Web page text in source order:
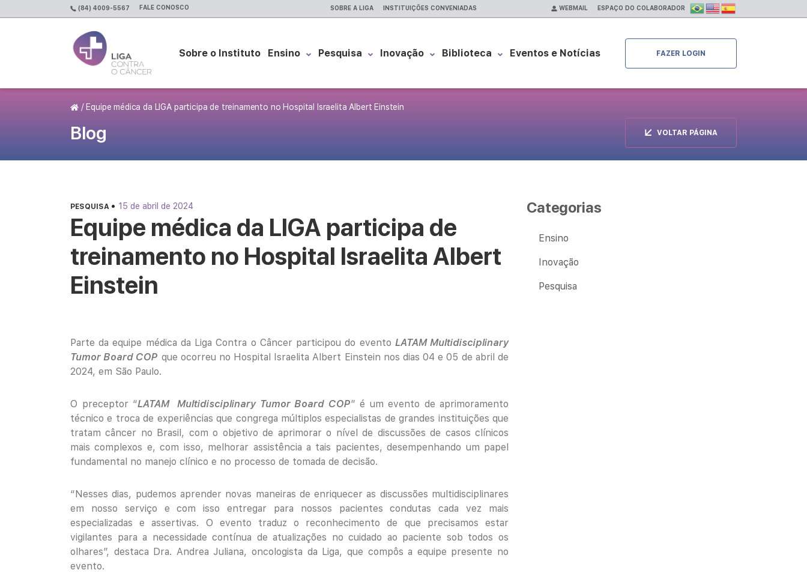
(84) 4009-5567 FALE CONOSCO SOBRE A LIGA INSTITUIÇÕES CONVENIADAS WEBMAIL ESPAÇO DO COLABORADOR
Sobre o Instituto Ensino Pesquisa Inovação Biblioteca Eventos e Notícias FAZER LOGIN
Página Inicial
/ Equipe médica da LIGA participa de treinamento no Hospital Israelita Albert Einstein
Blog VOLTAR PÁGINA
PESQUISA • 15 de abril de 2024
Equipe médica da LIGA participa de
treinamento no Hospital Israelita Albert
Einstein
Parte da equipe médica da Liga Contra o Câncer participou do evento LATAM Multidisciplinary
Tumor Board COP que ocorreu no Hospital Israelita Albert Einstein nos dias 04 e 05 de abril de
2024, em São Paulo.
O preceptor “LATAM Multidisciplinary Tumor Board COP” é um evento de aprimoramento
técnico e troca de experiências que congrega múltiplos especialistas de grandes instituições que
tratam câncer no Brasil, com o objetivo de aprimorar o nível de discussões de casos clínicos
mais complexos e, com isso, melhorar assistência a tais pacientes, desempenhando um papel
fundamental no manejo clínico e no processo de tomada de decisão.
“Nesses dias, pudemos aprender novas maneiras de enriquecer as discussões multidisciplinares
em nosso serviço e com isso entregar para nossos pacientes condutas cada vez mais
especializadas e assertivas. O evento traduz o reconhecimento de que precisamos estar
vigilantes para a necessidade contínua de atualizações no cuidado ao paciente sob todos os
olhares”, destaca Dra. Andrea Juliana, oncologista da Liga, que compôs a equipe presente no
evento.
Categorias
Ensino
Inovação
Pesquisa